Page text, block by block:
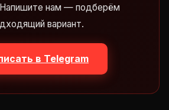
нам — подберём
вариант.
в Telegram